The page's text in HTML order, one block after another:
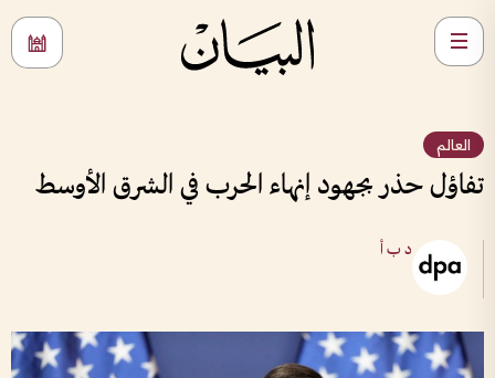
العالم
تفاؤل حذر بجهود إنهاء الحرب في الشرق الأوسط
د ب أ